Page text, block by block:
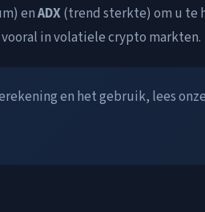
enADX(trend sterkte) om u te
in volatiele crypto markten.
en het gebruik, lees